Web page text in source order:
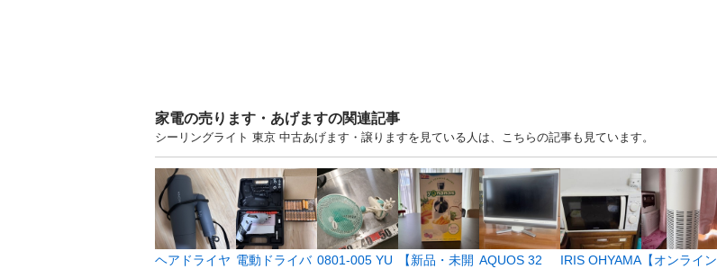
家電の売ります・あげますの関連記事
シーリングライト 東京 中古あげます・譲りますを見ている人は、こちらの記事も見ています。
ヘアドライヤ 電動ドライバ 0801-005 YU
【新品・未開 AQUOS 32
IRIS OHYAMA【オンライン